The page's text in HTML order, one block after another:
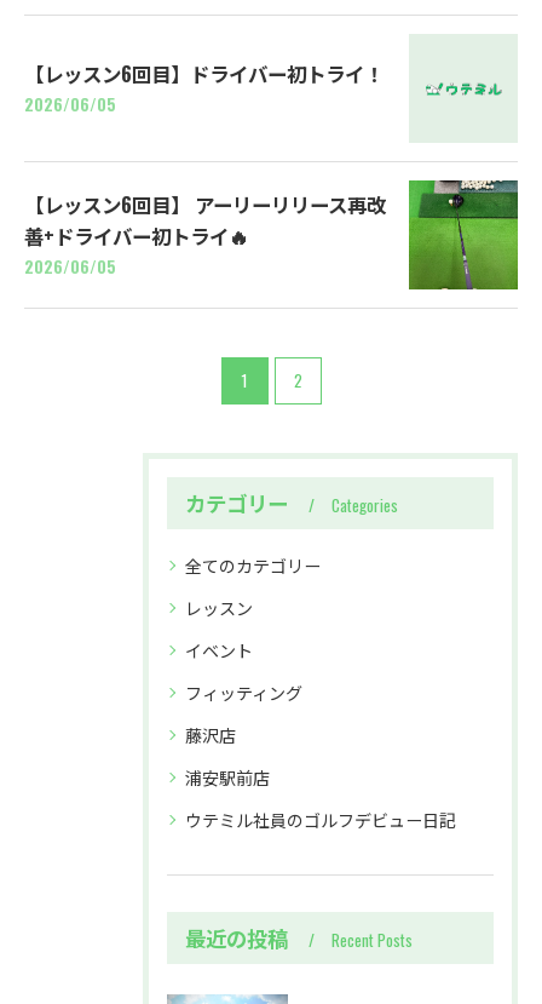
【レッスン6回目】ドライバー初トライ！
2026/06/05
【レッスン6回目】 アーリーリリース再改
善+ドライバー初トライ🔥
2026/06/05
1 2
カテゴリー Categories
全てのカテゴリー
レッスン
イベント
フィッティング
藤沢店
浦安駅前店
ウテミル社員のゴルフデビュー日記
最近の投稿 Recent Posts